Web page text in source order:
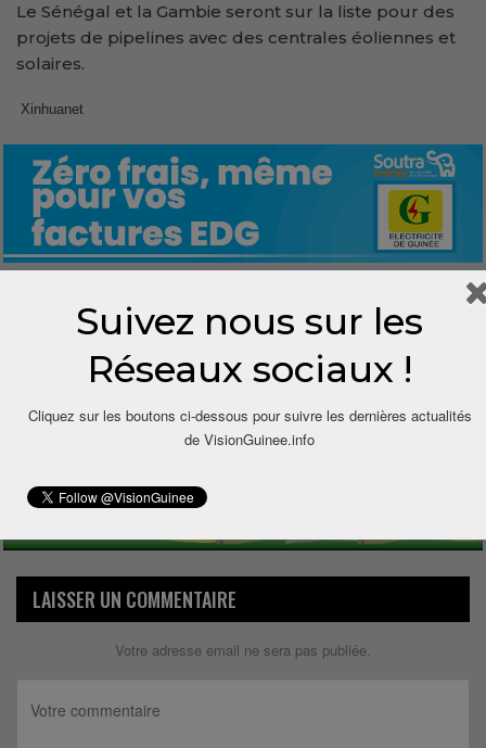
Le Sénégal et la Gambie seront sur la liste pour des
projets de pipelines avec des centrales éoliennes et
solaires.
Xinhuanet
Share
LAISSER UN COMMENTAIRE
Votre adresse email ne sera pas publiée.
Suivez nous sur les
Réseaux sociaux !
Cliquez sur les boutons ci-dessous pour suivre les dernières actualités
de VisionGuinee.info